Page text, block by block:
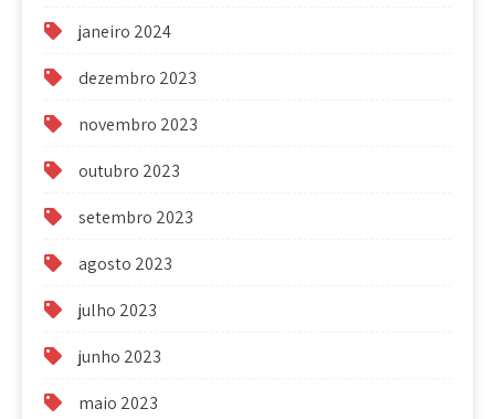
janeiro 2024
dezembro 2023
novembro 2023
outubro 2023
setembro 2023
agosto 2023
julho 2023
junho 2023
maio 2023